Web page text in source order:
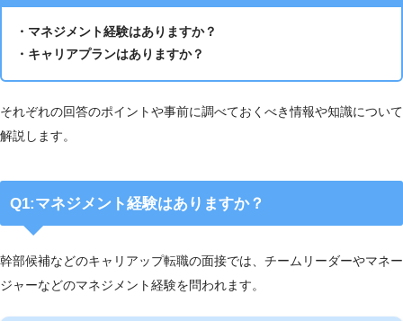
・マネジメント経験はありますか？
・キャリアプランはありますか？
それぞれの回答のポイントや事前に調べておくべき情報や知識について
解説します。
Q1:マネジメント経験はありますか？
幹部候補などのキャリアップ転職の面接では、チームリーダーやマネー
ジャーなどのマネジメント経験を問われます。